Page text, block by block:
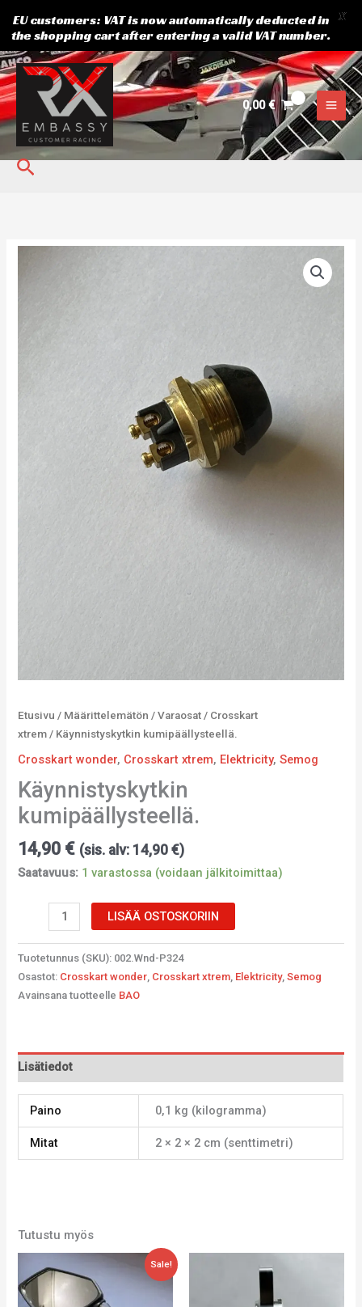
Siirry
sisältöön
0,00€
Hae
Etusivu / Määrittelemätön /Varaosat / Crosskart
xtrem / Käynnistyskytkin kumipäällysteellä.
Crosskart wonder, Crosskart xtrem, Elektricity,Semog
Käynnistyskytkin
kumipäällysteellä.
14,90 € (sis. alv: 14,90€)
Saatavuus: 1 varastossa (voidaan jälkitoimittaa)
LISÄÄ OSTOSKORIIN
Tuotetunnus (SKU): 002.Wnd-P324
Osastot: Crosskart wonder, Crosskart xtrem, Elektricity,Semog
Avainsana tuotteelle BAO
Lisätiedot
Paino 0,1 kg (kilogramma)
Mitat 2 × 2 × 2 cm (senttimetri)
Tutustu myös
Sale!
Alkuperäinen
hinta
oli:
79,00 €.
Nykyinen
on:
39,90 €.
EU customers: VAT is now automatically deducted in
the shopping cart after entering a valid VAT number.
X